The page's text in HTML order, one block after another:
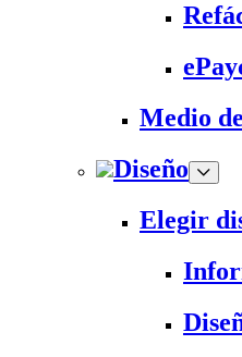
Medio
Diseño
Elegir